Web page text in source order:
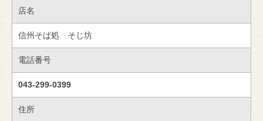
店名
信州そば処 そじ坊
電話番号
043-299-0399
住所